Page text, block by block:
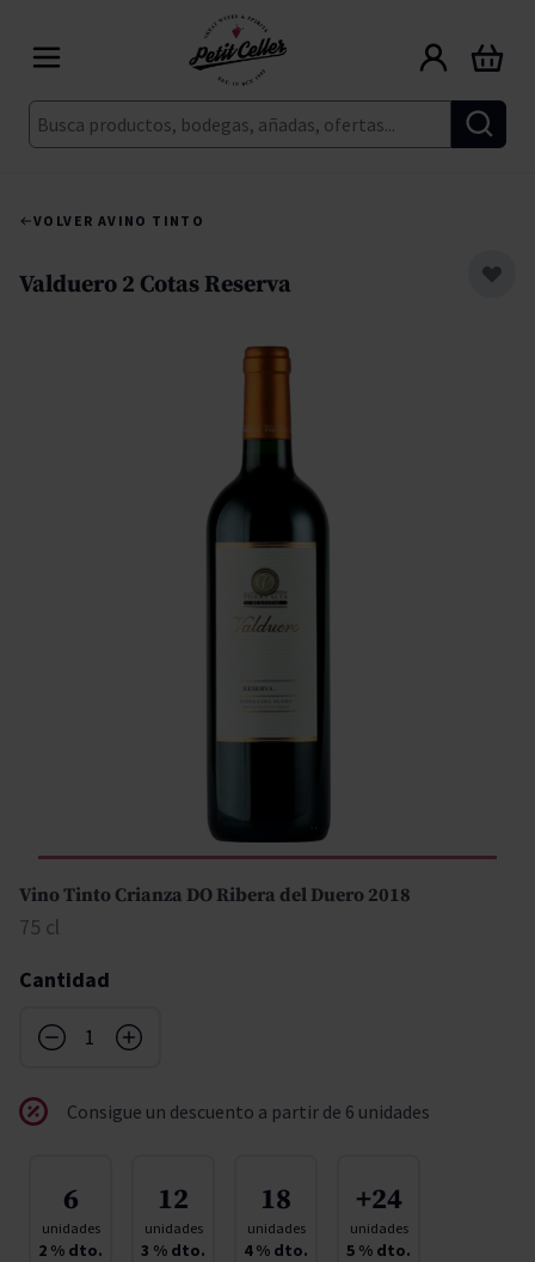
Buscar
Carrito
VOLVER AVINO TINTO
Valduero 2 Cotas Reserva
Vino Tinto Crianza DO Ribera del Duero 2018
75 cl
Cantidad
Consigue un descuento a partir de 6 unidades
6
unidades
2 % dto.
12
unidades
3 % dto.
18
unidades
4% dto.
+24
unidades
5 % dto.